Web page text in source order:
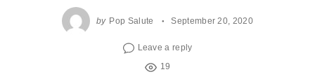
by Pop Salute September 20, 2020
Leave a reply
19